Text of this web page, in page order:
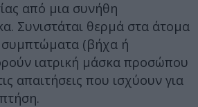
από μια συνήθη
Συνιστάται θερμά στα άτομα
συμπτώματα (βήχα ή
ιατρική μάσκα προσώπου
απαιτήσεις που ισχύουν για